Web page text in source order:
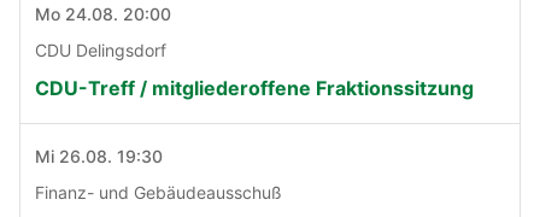
Mo 24.08. 20:00
CDU Delingsdorf
CDU-Treff / mitgliederoffene Fraktionssitzung
Mi 26.08. 19:30
Finanz- und Gebäudeausschuß